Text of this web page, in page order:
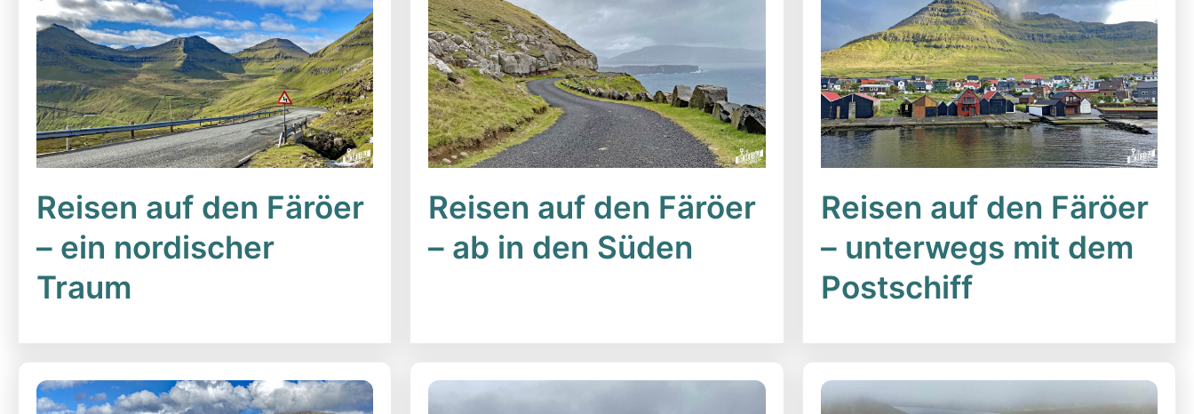
Reisen auf den Färöer
– ein nordischer
Traum
Reisen auf den Färöer
– ab in den Süden
Reisen auf den Färöer
– unterwegs mit dem
Postschiff